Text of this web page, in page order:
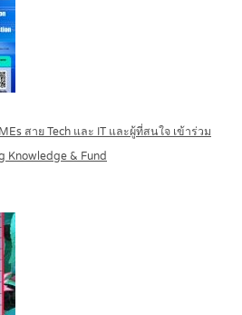
สาย Tech และ IT และผู้ที่สนใจ เข้าร่วม
Knowledge & Fund